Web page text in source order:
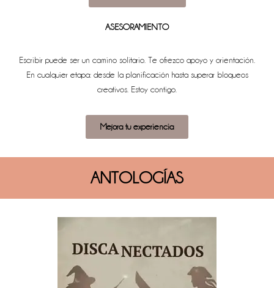
ASESORAMIENTO
Escribir puede ser un camino solitario. Te ofrezco apoyo y orientación.
En cualquier etapa: desde la planificación hasta superar bloqueos
creativos. Estoy contigo.
Mejora tu experiencia
ANTOLOGÍAS